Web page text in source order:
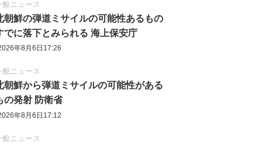
般ニュース
朝鮮の弾道ミサイルの可能性あるもの
でに落下とみられる 海上保安庁
年8月6日17:26
般ニュース
朝鮮から弾道ミサイルの可能性がある
の発射 防衛省
年8月6日17:12
般ニュース